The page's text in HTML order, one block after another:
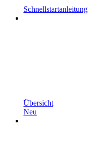
Schnellstartanleitung
Übersicht
Neu